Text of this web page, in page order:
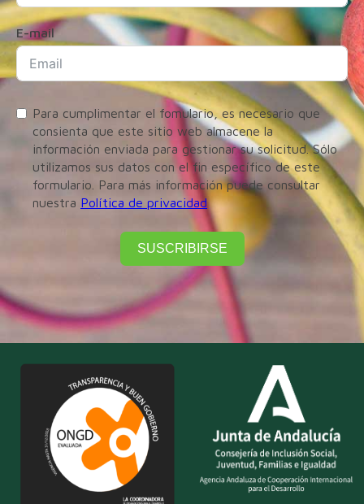
E-mail
Para cumplimentar el fomulario, es necesario que
consienta que este sitio web almacene la
información enviada para gestionar su solicitud. Sólo
utilizamos sus datos con el fin específico de este
formulario. Para más información puede consultar
nuestra Política de privacidad
SUSCRIBIRSE